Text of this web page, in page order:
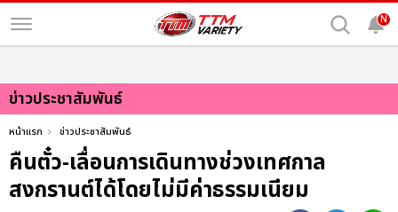
N
ข่าวประชาสัมพันธ์
หน้าแรก ข่าวประชาสัมพันธ์
คืนตั๋ว-เลื่อนการเดินทางช่วงเทศกาล
สงกรานต์ได้โดยไม่มีค่าธรรมเนียม